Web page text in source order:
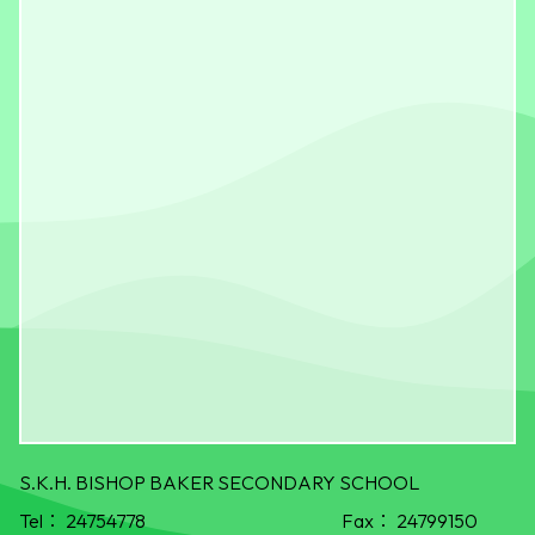
S.K.H. BISHOP BAKER SECONDARY SCHOOL
Tel： 24754778 Fax： 24799150